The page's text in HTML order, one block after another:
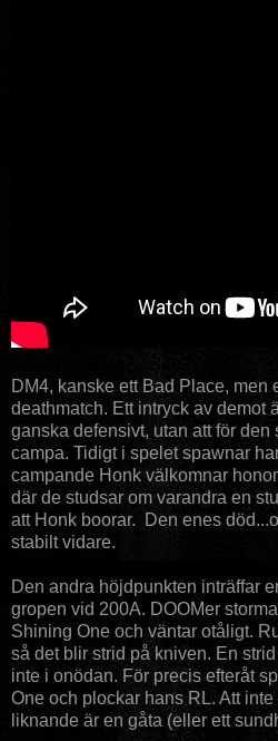
DM4, kanske ett Bad Place, men
deathmatch. Ett intryck av demot
ganska defensivt, utan att för
campa. Tidigt i spelet spawnar
campande Honk välkomnar
där de studsar om varandra en
att Honk boorar. Den enes
stabilt vidare.
Den andra höjdpunkten inträffar
gropen vid 200A. DOOMer
Shining One och väntar otåligt.
så det blir strid på kniven. En
inte i onödan. För precis efteråt
One och plockar hans RL. Att
liknande är en gåta (eller ett